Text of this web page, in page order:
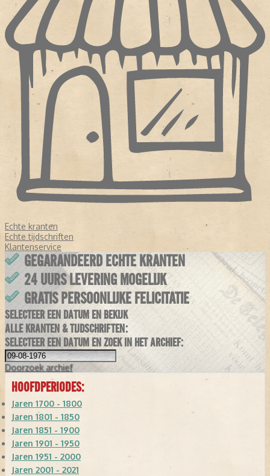
Echte kranten
Echte tijdschriften
Klantenservice
GEGARANDEERD ECHTE KRANTEN
24 UURS LEVERING MOGELIJK
GRATIS PERSOONLIJKE FELICITATIE
SELECTEER EEN DATUM EN BEKIJK
ALLE KRANTEN & TIJDSCHRIFTEN:
SELECTEER EEN DATUM EN ZOEK IN HET ARCHIEF:
Doorzoek archief
HOOFDPERIODES:
Jaren 1700 - 1800
Jaren 1801 - 1850
Jaren 1851 - 1900
Jaren 1901 - 1950
Jaren 1951 - 2000
Jaren 2001 - 2021